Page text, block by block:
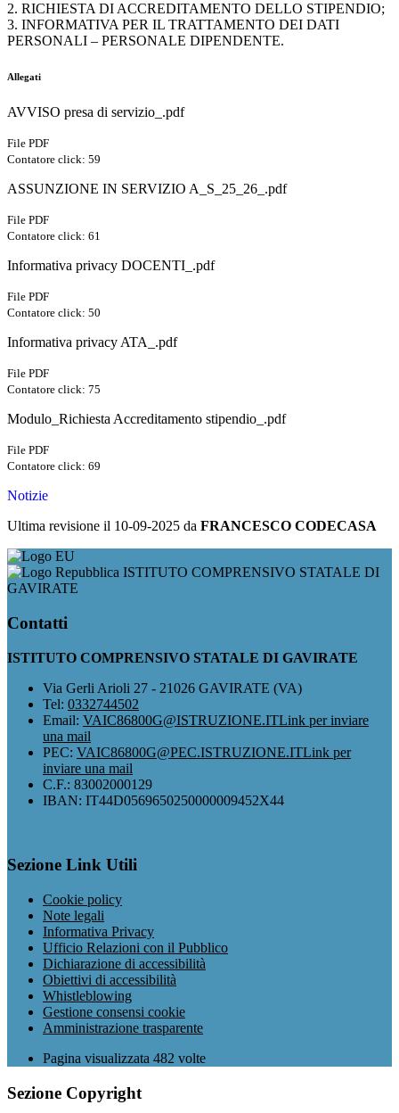
2. RICHIESTA DI ACCREDITAMENTO DELLO STIPENDIO;
3. INFORMATIVA PER IL TRATTAMENTO DEI DATI
PERSONALI – PERSONALE DIPENDENTE.
Allegati
AVVISO presa di servizio_.pdf
File PDF
Contatore click: 59
ASSUNZIONE IN SERVIZIO A_S_25_26_.pdf
File PDF
Contatore click: 61
Informativa privacy DOCENTI_.pdf
File PDF
Contatore click: 50
Informativa privacy ATA_.pdf
File PDF
Contatore click: 75
Modulo_Richiesta Accreditamento stipendio_.pdf
File PDF
Contatore click: 69
Notizie
Ultima revisione il 10-09-2025 da FRANCESCO CODECASA
ISTITUTO COMPRENSIVO STATALE DI
GAVIRATE
Contatti
ISTITUTO COMPRENSIVO STATALE DI GAVIRATE
Via Gerli Arioli 27 - 21026 GAVIRATE (VA)
Tel: 0332744502
Email: VAIC86800G@ISTRUZIONE.ITLink per inviare
una mail
PEC: VAIC86800G@PEC.ISTRUZIONE.ITLink per
inviare una mail
C.F.: 83002000129
IBAN: IT44D0569650250000009452X44
Sezione Link Utili
Cookie policy
Note legali
Informativa Privacy
Ufficio Relazioni con il Pubblico
Dichiarazione di accessibilità
Obiettivi di accessibilità
Whistleblowing
Gestione consensi cookie
Amministrazione trasparente
Pagina visualizzata 482 volte
Sezione Copyright